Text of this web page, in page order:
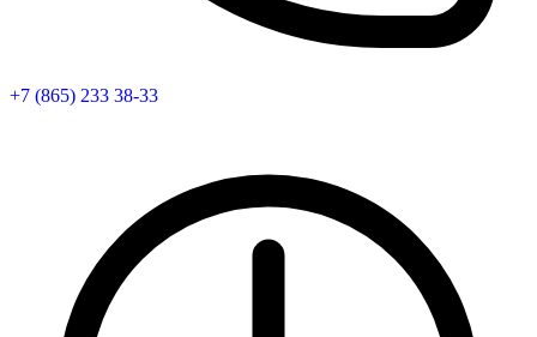
+7 (865) 233 38-33